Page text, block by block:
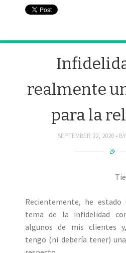
realmente
para la
SEPTEMBER 22, 2020 BY
Recientemente, he
tema de la infidelidad
algunos de mis clientes
tengo (ni debería tener)